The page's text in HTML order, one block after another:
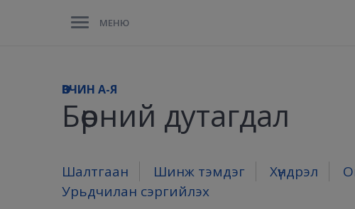
МЕНЮ
ӨВЧИН A-Я
Бөөрний дутагдал
Шалтгаан Шинж тэмдэг Хүндрэл
Урьдчилан сэргийлэх